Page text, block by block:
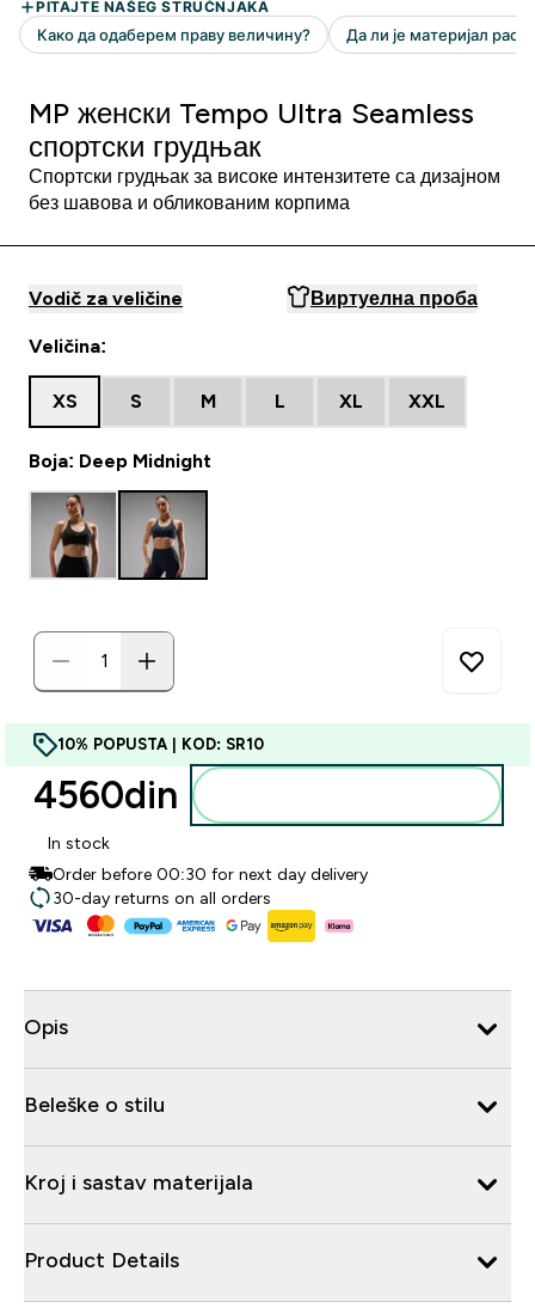
MP женски Tempo Ultra Seamless
спортски грудњак
Спортски грудњак за високе интензитете са дизајном
без шавова и обликованим корпима
Vodič za veličine Виртуелна проба
Veličina:
XS S M L XL XXL
Boja: Deep Midnight
10% POPUSTA | KOD: SR10
4560din‎
In stock
Order before 00:30 for next day delivery
30-day returns on all orders
Opis
Beleške o stilu
Kroj i sastav materijala
Product Details